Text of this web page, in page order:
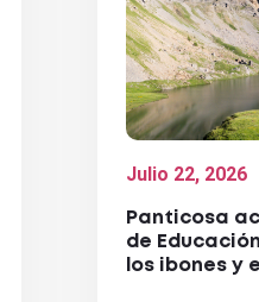
Julio 22, 2026
Panticosa
de
los ibones y